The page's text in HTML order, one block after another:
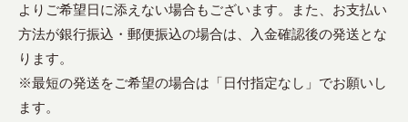
よりご希望日に添えない場合もございます。また、お支払い
方法が銀行振込・郵便振込の場合は、入金確認後の発送とな
ります。
※最短の発送をご希望の場合は「日付指定なし」でお願いし
ます。